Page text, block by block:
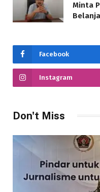
Minta
Belanja
Facebook
Instagram
Don't Miss